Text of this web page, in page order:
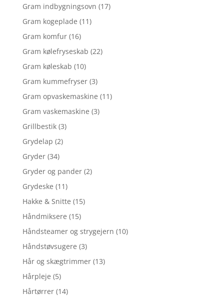
Gram indbygningsovn (17)
Gram kogeplade (11)
Gram komfur (16)
Gram kølefryseskab (22)
Gram køleskab (10)
Gram kummefryser (3)
Gram opvaskemaskine (11)
Gram vaskemaskine (3)
Grillbestik (3)
Grydelap (2)
Gryder (34)
Gryder og pander (2)
Grydeske (11)
Hakke & Snitte (15)
Håndmiksere (15)
Håndsteamer og strygejern (10)
Håndstøvsugere (3)
Hår og skægtrimmer (13)
Hårpleje (5)
Hårtørrer (14)